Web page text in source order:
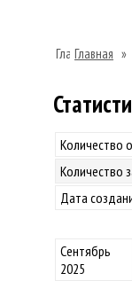
Главная »
Количество
Количество
Дата
Сентябрь
2025